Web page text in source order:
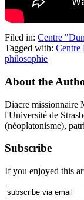
Filed in: Centre
Tagged with: Centre
philosophie
About the
Diacre missionnaire
l'Université de
(néoplatonisme),
Subscribe
If you enjoyed this